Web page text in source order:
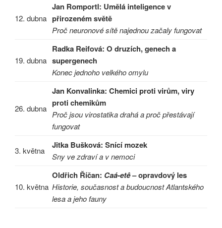
12. dubna
Jan Romportl: Umělá inteligence v
přirozeném světě
Proč neuronové sítě najednou začaly fungovat
19. dubna
Radka Reifová: O druzích, genech a
supergenech
Konec jednoho velkého omylu
26. dubna
Jan Konvalinka: Chemici proti virům, viry
proti chemikům
Proč jsou virostatika drahá a proč přestávají
fungovat
3. května
Jitka Bušková: Snící mozek
Sny ve zdraví a v nemoci
10. května
Oldřich Říčan: Caá-etê– opravdový les
Historie, současnost a budoucnost Atlantského
lesa a jeho fauny